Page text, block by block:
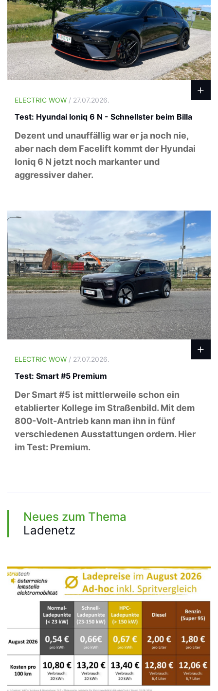
ELECTRIC WOW / 27.07.2026.
Test: Hyundai Ioniq 6 N - Schnellster beim Billa
Dezent und unauffällig war er ja noch nie,
aber nach dem Facelift kommt der Hyundai
Ioniq 6 N jetzt noch markanter und
aggressiver daher.
ELECTRIC WOW / 27.07.2026.
Test: Smart #5 Premium
Der Smart #5 ist mittlerweile schon ein
etablierter Kollege im Straßenbild. Mit dem
800-Volt-Antrieb kann man ihn in fünf
verschiedenen Ausstattungen ordern. Hier
im Test: Premium.
Neues zum Thema
Ladenetz